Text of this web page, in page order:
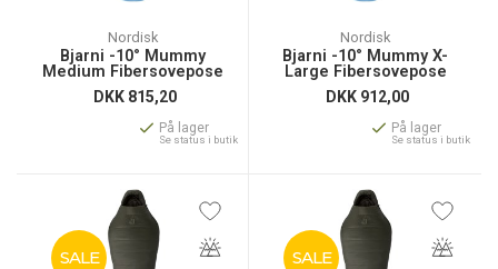
Nordisk
Bjarni -10° Mummy
Medium Fibersovepose
DKK 815,20
På lager
Se status i butik
Nordisk
Bjarni -10° Mummy X-
Large Fibersovepose
DKK 912,00
På lager
Se status i butik
SALE SALE